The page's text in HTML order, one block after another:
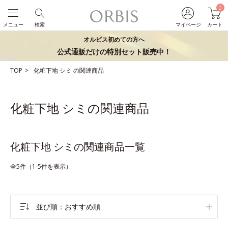
マイページ
0
カート
検索
メニュー
オルビス初めての方へ
公式通販だけの特別セット販売中！
TOP 化粧下地 シミ の関連商品
化粧下地 シミの関連商品
化粧下地 シミの関連商品一覧
全5件（1-5件を表示）
並び順 おすすめ順